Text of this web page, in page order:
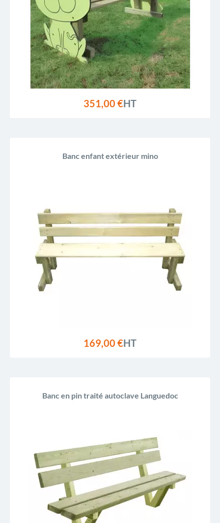
351,00 €HT
Banc enfant extérieur mino
169,00 €HT
Banc en pin traité autoclave Languedoc